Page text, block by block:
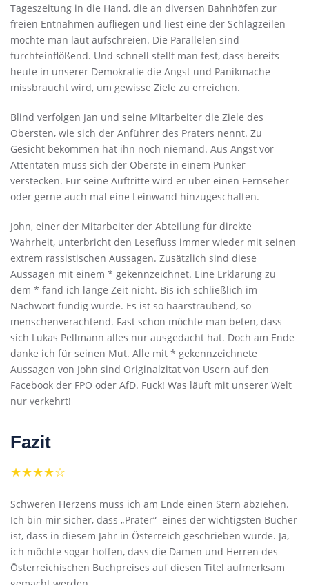
Tageszeitung in die Hand, die an diversen Bahnhöfen zur
freien Entnahmen aufliegen und liest eine der Schlagzeilen
möchte man laut aufschreien. Die Parallelen sind
furchteinflößend. Und schnell stellt man fest, dass bereits
heute in unserer Demokratie die Angst und Panikmache
missbraucht wird, um gewisse Ziele zu erreichen.
Blind verfolgen Jan und seine Mitarbeiter die Ziele des
Obersten, wie sich der Anführer des Praters nennt. Zu
Gesicht bekommen hat ihn noch niemand. Aus Angst vor
Attentaten muss sich der Oberste in einem Punker
verstecken. Für seine Auftritte wird er über einen Fernseher
oder gerne auch mal eine Leinwand hinzugeschalten.
John, einer der Mitarbeiter der Abteilung für direkte
Wahrheit, unterbricht den Lesefluss immer wieder mit seinen
extrem rassistischen Aussagen. Zusätzlich sind diese
Aussagen mit einem * gekennzeichnet. Eine Erklärung zu
dem * fand ich lange Zeit nicht. Bis ich schließlich im
Nachwort fündig wurde. Es ist so haarsträubend, so
menschenverachtend. Fast schon möchte man beten, dass
sich Lukas Pellmann alles nur ausgedacht hat. Doch am Ende
danke ich für seinen Mut. Alle mit * gekennzeichnete
Aussagen von John sind Originalzitat von Usern auf den
Facebook der FPÖ oder AfD. Fuck! Was läuft mit unserer Welt
nur verkehrt!
Fazit
★★★★☆
Schweren Herzens muss ich am Ende einen Stern abziehen.
Ich bin mir sicher, dass „Prater“ eines der wichtigsten Bücher
ist, dass in diesem Jahr in Österreich geschrieben wurde. Ja,
ich möchte sogar hoffen, dass die Damen und Herren des
Österreichischen Buchpreises auf diesen Titel aufmerksam